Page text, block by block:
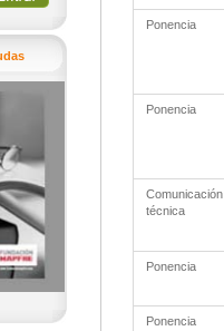
Ponencia
Ponencia
Comunicación
técnica
Ponencia
Ponencia